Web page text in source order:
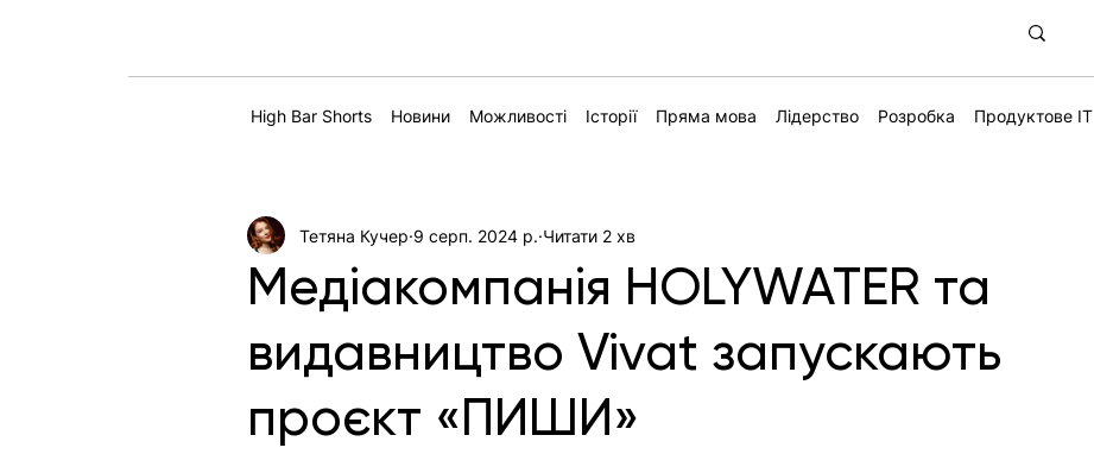
High Bar Shorts Новини Можливості Історії Пряма мова Лідерство Розробка Продуктове IT
Медіакомпанія HOLYWATER та
видавництво Vivat запускають
проєкт «ПИШИ»
Тетяна Кучер 9 серп. 2024 р. Читати 2 хв